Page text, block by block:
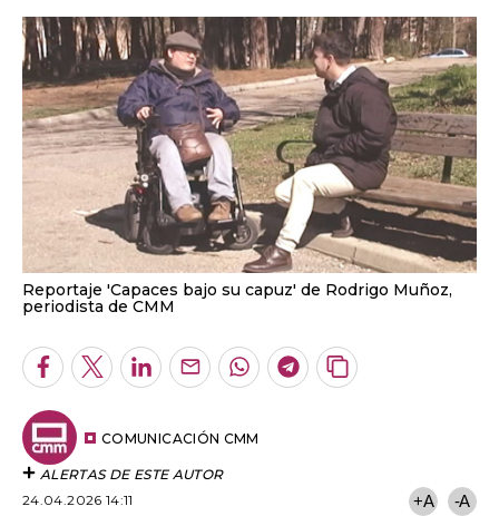
Reportaje 'Capaces bajo su capuz' de Rodrigo Muñoz,
periodista de CMM
Facebook
TwitterLinkedInEnviarWhatsapp
Telegram
Copiar
COMUNICACIÓN CMM
ALERTAS DE ESTE AUTOR
24.04.2026 14:11
+A -A